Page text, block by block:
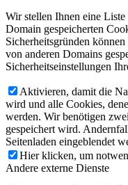
Wir stellen Ihnen eine
Domain gespeicherten
Sicherheitsgründen
von anderen Domains
Sicherheitseinstellungen
Aktivieren, damit die
wird und alle Cookies,
werden. Wir benötigen
gespeichert wird.
Seitenladen eingeblendet
Hier klicken, um
Andere externe Dienste